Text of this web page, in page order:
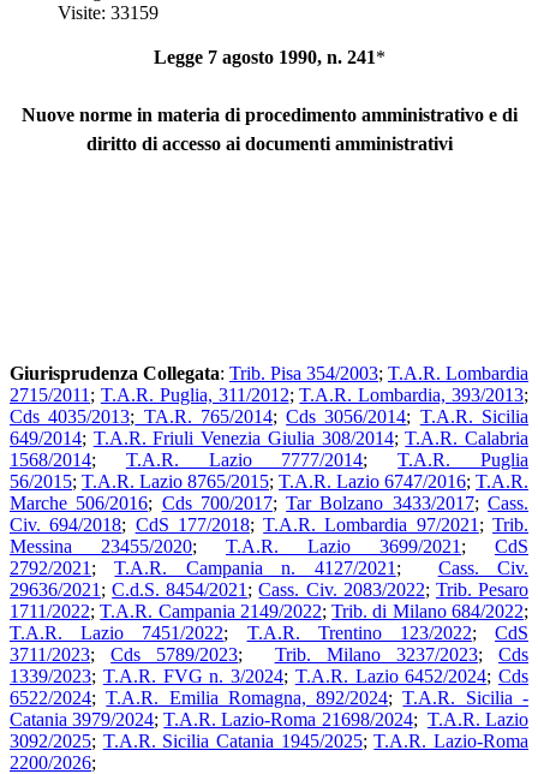
Visite: 33159
Legge 7 agosto 1990, n. 241*
Nuove norme in materia di procedimento amministrativo e di
diritto di accesso ai documenti amministrativi
Giurisprudenza Collegata: Trib. Pisa 354/2003; T.A.R. Lombardia
2715/2011 ; T.A.R. Puglia, 311/2012;T.A.R. Lombardia, 393/2013;
Cds 4035/2013; TA.R. 765/2014;Cds 3056/2014; T.A.R. Sicilia
649/2014; T.A.R. Friuli Venezia Giulia 308/2014;T.A.R. Calabria
1568/2014; T.A.R. Lazio 7777/2014;T.A.R. Puglia
56/2015; T.A.R. Lazio 8765/2015; T.A.R. Lazio 6747/2016; T.A.R.
Marche 506/2016; Cds 700/2017;Tar Bolzano 3433/2017;Cass.
Civ. 694/2018; CdS 177/2018;T.A.R. Lombardia 97/2021 ;Trib.
Messina 23455/2020; T.A.R. Lazio 3699/2021 ; CdS
2792/2021 ;T.A.R. Campania n. 4127/2021 ; Cass. Civ.
29636/2021 ;C.d.S. 8454/2021 ;Cass. Civ. 2083/2022; Trib. Pesaro
1711/2022;T.A.R. Campania 2149/2022;Trib. di Milano 684/2022;
T.A.R. Lazio 7451/2022; T.A.R. Trentino 123/2022;CdS
3711/2023;Cds 5789/2023; Trib. Milano 3237/2023;Cds
1339/2023; T.A.R. FVG n. 3/2024; T.A.R. Lazio 6452/2024; Cds
6522/2024;T.A.R. Emilia Romagna, 892/2024;T.A.R. Sicilia -
Catania 3979/2024;T.A.R. Lazio-Roma 21698/2024; T.A.R. Lazio
3092/2025; T.A.R. Sicilia Catania 1945/2025;T.A.R. Lazio-Roma
2200/2026;